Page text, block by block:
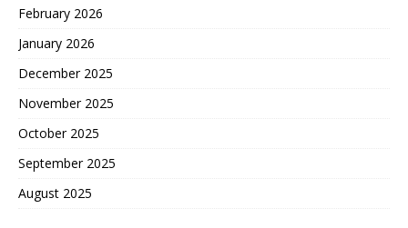
February 2026
January 2026
December 2025
November 2025
October 2025
September 2025
August 2025